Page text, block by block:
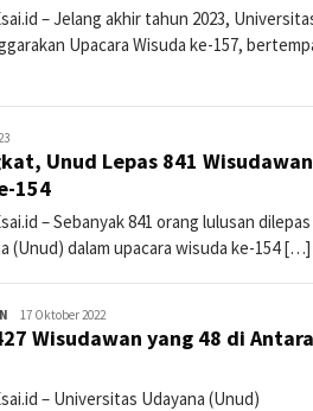
– Jelang akhir tahun 2023,
Upacara Wisuda ke-157,
Unud Lepas 841 Wisudawan
154
– Sebanyak 841 orang lulusan dilepas
(Unud) dalam upacara wisuda ke-154 […]
lenteraesai
17 Oktober 2022
Wisudawan yang 48 di
– Universitas Udayana (Unud)